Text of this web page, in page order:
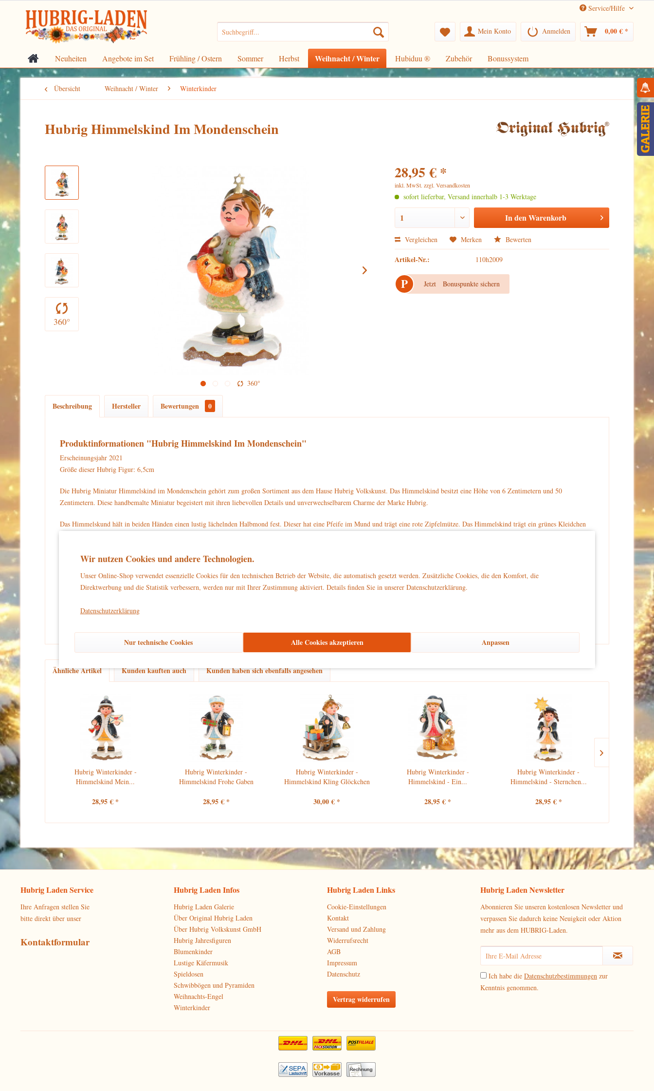
Service/Hilfe
Mein Konto Anmelden 0,00 € *
Neuheiten Angebote im Set Frühling / Ostern Sommer Herbst Weihnacht / Winter Hubiduu ® Zubehör Bonussystem
Übersicht Weihnacht / Winter Winterkinder
Hubrig Himmelskind Im Mondenschein
360°
360°
28,95 € *
inkl. MwSt.zzgl. Versandkosten
sofort lieferbar, Versand innerhalb 1-3 Werktage
In denWarenkorb
Vergleichen Merken Bewerten
Artikel-Nr.: 110h2009
P Jetzt Bonuspunkte sichern
Beschreibung Hersteller Bewertungen 0
Produktinformationen "Hubrig Himmelskind Im Mondenschein"
Erscheinungsjahr 2021
Größe dieser Hubrig Figur: 6,5cm
Die Hubrig Miniatur Himmelskind im Mondenschein gehört zum großen Sortiment aus dem Hause Hubrig Volkskunst. Das Himmelskind besitzt eine Höhe von 6 Zentimetern und 50
Zentimetern. Diese handbemalte Miniatur begeistert mit ihren liebevollen Details und unverwechselbarem Charme der Marke Hubrig.
Das Himmelskund hält in beiden Händen einen lustig lächelnden Halbmond fest. Dieser hat eine Pfeife im Mund und trägt eine rote Zipfelmütze. Das Himmelskind trägt ein grünes Kleidchen
Warnhinweise und Sicherheitsinformationen:
und unbeschwertes Dekorieren zu gewährleisten.
Ähnliche Artikel Kunden kauften auch Kunden haben sich ebenfalls angesehen
Hubrig Winterkinder -
Himmelskind Mein...
28,95 € *
Hubrig Winterkinder -
Himmelskind Frohe Gaben
28,95 € *
Hubrig Winterkinder -
Himmelskind Kling Glöckchen
30,00 € *
Hubrig Winterkinder -
Himmelskind - Ein...
28,95 € *
Hubrig Winterkinder -
Himmelskind - Sternchen...
28,95 € *
Hubrig
Hubrig Laden Service
Ihre Anfragen stellen Sie
bitte direkt über unser
Kontaktformular
Hubrig Laden Infos
Hubrig Laden Galerie
Über Original Hubrig Laden
Über Hubrig Volkskunst GmbH
Hubrig Jahresfiguren
Blumenkinder
Lustige Käfermusik
Spieldosen
Schwibbögen und Pyramiden
Weihnachts-Engel
Winterkinder
Hubrig Laden Links
Cookie-Einstellungen
Kontakt
Versand und Zahlung
Widerrufsrecht
AGB
Impressum
Datenschutz
Vertrag widerrufen
Hubrig Laden Newsletter
Abonnieren Sie unseren kostenlosen Newsletter und
verpassen Sie dadurch keine Neuigkeit oder Aktion
mehr aus dem HUBRIG-Laden.
Ich habe die Datenschutzbestimmungen zur
Kenntnis genommen.
Wir nutzen Cookies und andere Technologien.
Unser Online-Shop verwendet essenzielle Cookies für den technischen Betrieb der Website, die automatisch gesetzt werden. Zusätzliche Cookies, die den Komfort, die
Direktwerbung und die Statistik verbessern, werden nur mit Ihrer Zustimmung aktiviert. Details finden Sie in unserer Datenschutzerklärung.
Datenschutzerklärung
Nur technische Cookies Alle Cookies akzeptieren Anpassen